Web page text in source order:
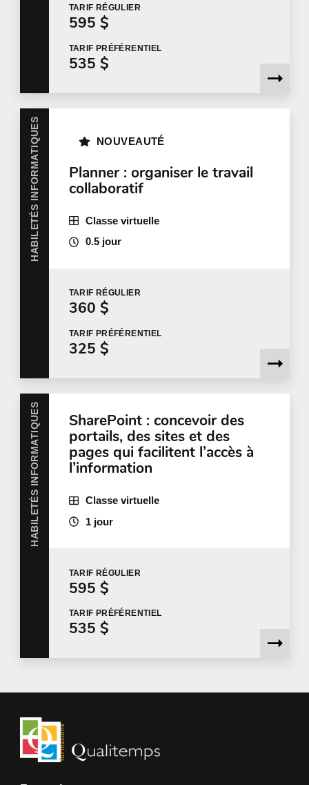
Nombre de participants*
Dites-nous en plus
Votre fonction
Localisation pour la formation
En cochant cette case, je confirme avoir lu et accepté
Politique de confidentialité de Qualitemps
des informations sur la manière dont mes informations
personnelles seront utilisées après leur collecte.
Veuillez noter que si vous n'acceptez pas les termes
Qualitemps ne disposera pas des informations
nécessaires pour évaluer votre demande, vous
contacter pour faire suite à votre demande, ou vous
Je souhaite que Qualitemps m'envoie des
communications commerciales.
TARIF RÉGULIER
595 $
TARIF PRÉFÉRENTIEL
535 $
HABILETÉS INFORMATIQUES Planner : organiser le travail
collaboratif
NOUVEAUTÉ
Classe virtuelle
0.5 jour
TARIF RÉGULIER
360 $
TARIF PRÉFÉRENTIEL
325 $
HABILETÉS INFORMATIQUES SharePoint : concevoir des
portails, des sites et des
pages qui facilitent l’accès à
l’information
Classe virtuelle
1 jour
TARIF RÉGULIER
595 $
TARIF PRÉFÉRENTIEL
535 $